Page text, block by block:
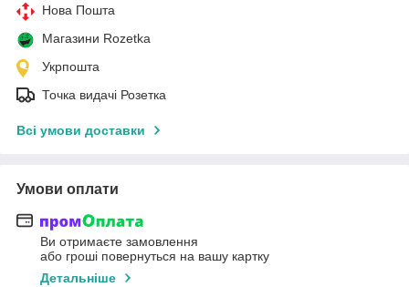
Нова Пошта
Магазини Rozetka
Укрпошта
Точка видачі Розетка
Всі умови доставки
Умови оплати
Ви отримаєте замовлення
або гроші повернуться на вашу картку
Детальніше